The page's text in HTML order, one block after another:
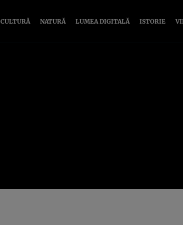
CULTURĂ NATURĂ LUMEA DIGITALĂ ISTORIE